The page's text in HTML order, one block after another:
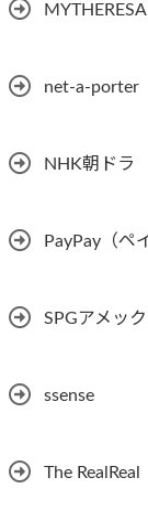
MYTHERESA
net-a-porter
NHK朝ドラ
PayPay（ペ
SPGアメッ
ssense
The RealReal